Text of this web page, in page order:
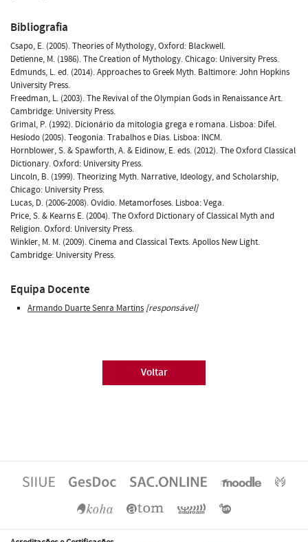
Bibliografia
Csapo, E. (2005). Theories of Mythology, Oxford: Blackwell.
Detienne, M. (1986). The Creation of Mythology. Chicago: University Press.
Edmunds, L. ed. (2014). Approaches to Greek Myth. Baltimore: John Hopkins
University Press.
Freedman, L. (2003). The Revival of the Olympian Gods in Renaissance Art.
Cambridge: University Press.
Grimal, P. (1992). Dicionário da mitologia grega e romana. Lisboa: Difel.
Hesíodo (2005). Teogonia. Trabalhos e Dias. Lisboa: INCM.
Hornblower, S. & Spawforth, A. & Eidinow, E. eds. (2012). The Oxford Classical
Dictionary. Oxford: University Press.
Lincoln, B. (1999). Theorizing Myth. Narrative, Ideology, and Scholarship,
Chicago: University Press.
Lucas, D. (2006-2008). Ovídio. Metamorfoses. Lisboa: Vega.
Price, S. & Kearns E. (2004). The Oxford Dictionary of Classical Myth and
Religion. Oxford: University Press.
Winkler, M. M. (2009). Cinema and Classical Texts. Apollos New Light.
Cambridge: University Press.
Equipa Docente
Armando Duarte Senra Martins [responsável]
Voltar